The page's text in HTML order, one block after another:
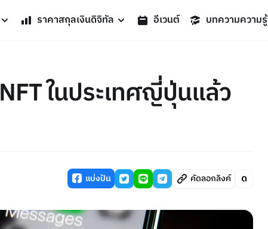
ราคาสกุลเงินดิจิทัล อีเวนต์ บทความความรู้
ในประเทศญี่ปุ่นแล้ว
แบ่งปัน คัดลอกลิงค์